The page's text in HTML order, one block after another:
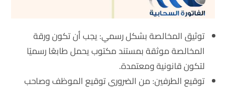
توثيق المخالصة بشكل رسمي: يجب أن تكون ورقة
المخالصة موثقة بمستند مكتوب يحمل طابعًا رسميًا
لتكون قانونية ومعتمدة.
توقيع الطرفين: من الضروري توقيع الموظف وصاحب